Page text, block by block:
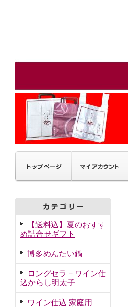
【送料込】夏のおすす
め詰合せギフト
博多めんたい鍋
ロングセラ－ワイン仕
込からし明太子
ワイン仕込 家庭用